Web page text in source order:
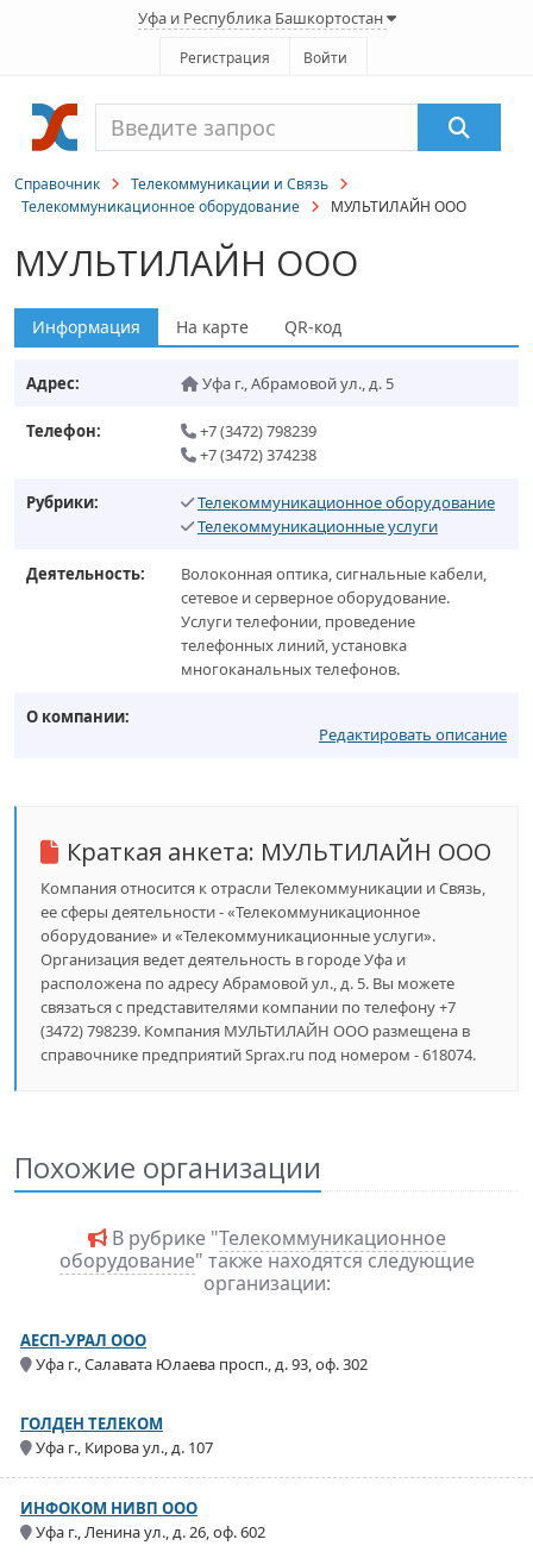
Уфа и Республика Башкортостан
Регистрация Войти
Справочник
Телекоммуникации и Связь
Телекоммуникационное оборудование
МУЛЬТИЛАЙН ООО
МУЛЬТИЛАЙН ООО
Информация На карте QR-код
Адрес: Уфа г.,Абрамовой ул., д. 5
Телефон:
+7 (3472) 798239
+7 (3472) 374238
Рубрики:
Телекоммуникационное оборудование
Телекоммуникационные услуги
Деятельность:
Волоконная оптика, сигнальные кабели,
сетевое и серверное оборудование.
Услуги телефонии, проведение
телефонных линий, установка
многоканальных телефонов.
О компании:
Редактировать описание
Краткая анкета: МУЛЬТИЛАЙН ООО
Компания относится к отрасли Телекоммуникации и Связь,
ее сферы деятельности - «Телекоммуникационное
оборудование» и «Телекоммуникационные услуги».
Организация ведет деятельность в городе Уфа и
расположена по адресу Абрамовой ул., д. 5. Вы можете
связаться с представителями компании по телефону +7
(3472) 798239. Компания МУЛЬТИЛАЙН ООО размещена в
справочнике предприятий Sprax.ru под номером - 618074.
Похожие организации
В рубрике "Телекоммуникационное
оборудование" также находятся следующие
организации:
АЕСП-УРАЛ ООО
Уфа г., Салавата Юлаева просп., д. 93, оф. 302
ГОЛДЕН ТЕЛЕКОМ
Уфа г., Кирова ул., д. 107
ИНФОКОМ НИВП ООО
Уфа г., Ленина ул., д. 26, оф. 602